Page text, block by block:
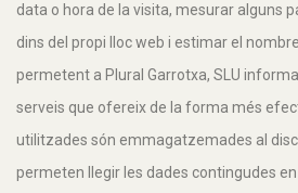
data o hora de la visita, mesurar alguns
dins del propi lloc web i estimar el
permetent a Plural Garrotxa, SLU
serveis que ofereix de la forma més
utilitzades són emmagatzemades al disc
permeten llegir les dades contingudes en